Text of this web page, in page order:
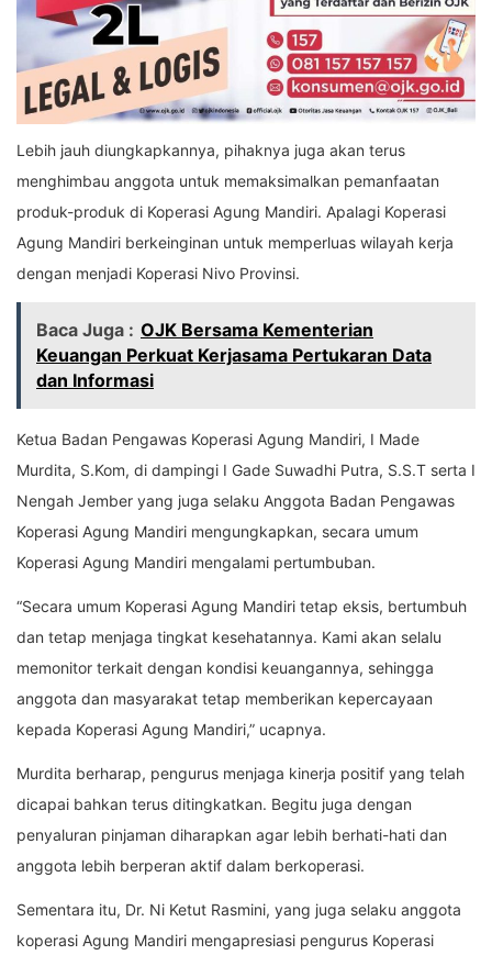
Lebih jauh diungkapkannya, pihaknya juga akan terus
menghimbau anggota untuk memaksimalkan pemanfaatan
produk-produk di Koperasi Agung Mandiri. Apalagi Koperasi
Agung Mandiri berkeinginan untuk memperluas wilayah kerja
dengan menjadi Koperasi Nivo Provinsi.
Baca Juga : OJK Bersama Kementerian
Keuangan Perkuat Kerjasama Pertukaran Data
dan Informasi
Ketua Badan Pengawas Koperasi Agung Mandiri, I Made
Murdita, S.Kom, di dampingi I Gade Suwadhi Putra, S.S.T serta I
Nengah Jember yang juga selaku Anggota Badan Pengawas
Koperasi Agung Mandiri mengungkapkan, secara umum
Koperasi Agung Mandiri mengalami pertumbuban.
“Secara umum Koperasi Agung Mandiri tetap eksis, bertumbuh
dan tetap menjaga tingkat kesehatannya. Kami akan selalu
memonitor terkait dengan kondisi keuangannya, sehingga
anggota dan masyarakat tetap memberikan kepercayaan
kepada Koperasi Agung Mandiri,” ucapnya.
Murdita berharap, pengurus menjaga kinerja positif yang telah
dicapai bahkan terus ditingkatkan. Begitu juga dengan
penyaluran pinjaman diharapkan agar lebih berhati-hati dan
anggota lebih berperan aktif dalam berkoperasi.
Sementara itu, Dr. Ni Ketut Rasmini, yang juga selaku anggota
koperasi Agung Mandiri mengapresiasi pengurus Koperasi